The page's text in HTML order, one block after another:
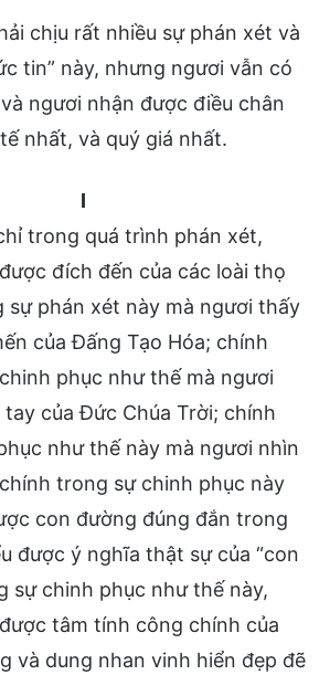
chịu rất nhiều sự phán xét và
tin” này, nhưng ngươi vẫn có
ngươi nhận được điều chân
nhất, và quý giá nhất.
I
trong quá trình phán xét,
đích đến của các loài thọ
sự phán xét này mà ngươi thấy
của Đấng Tạo Hóa; chính
phục như thế mà ngươi
của Đức Chúa Trời; chính
như thế này mà ngươi nhìn
trong sự chinh phục này
con đường đúng đắn trong
được ý nghĩa thật sự của “con
sự chinh phục như thế này,
tâm tính công chính của
và dung nhan vinh hiển đẹp đẽ